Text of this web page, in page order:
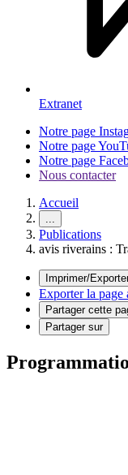
Extranet
Notre page
Notre page
Notre page
Nous contacter
Accueil
...
Publications
avis riverains :
Imprimer/
Exporter la page
Partager cette
Partager sur